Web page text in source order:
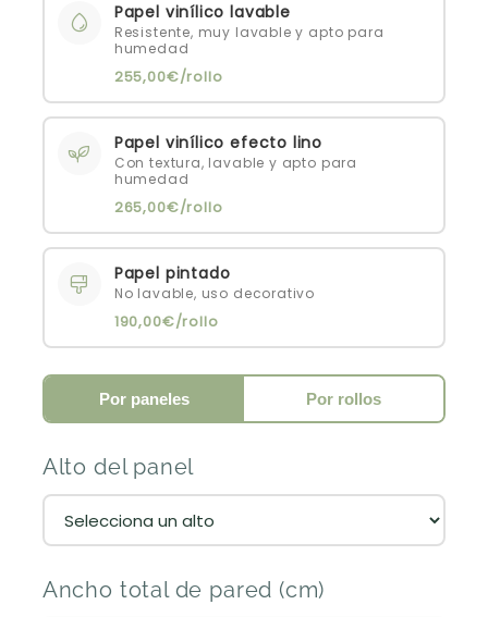
Papel vinílico lavable
Resistente, muy lavable y apto para
humedad
255,00€/rollo
Papel vinílico efecto lino
Con textura, lavable y apto para
humedad
265,00€/rollo
Papel pintado
No lavable, uso decorativo
190,00€/rollo
Por paneles Por rollos
Alto del panel
Ancho total de pared (cm)